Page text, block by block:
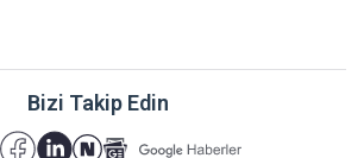
Bizi Takip Edin